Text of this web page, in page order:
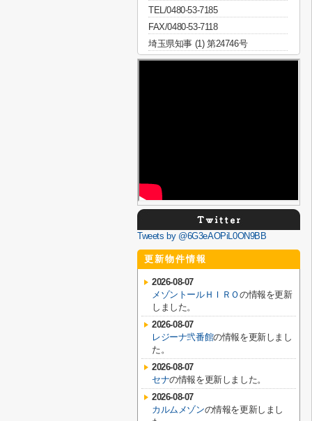
TEL/0480-53-7185
FAX/0480-53-7118
埼玉県知事 (1) 第24746号
Tweets by @6G3eAOPiL0ON9BB
更新物件情報
2026-08-07
メゾントールＨＩＲＯの情報を更新
しました。
2026-08-07
レジーナ弐番館の情報を更新しまし
た。
2026-08-07
セナの情報を更新しました。
2026-08-07
カルムメゾンの情報を更新しまし